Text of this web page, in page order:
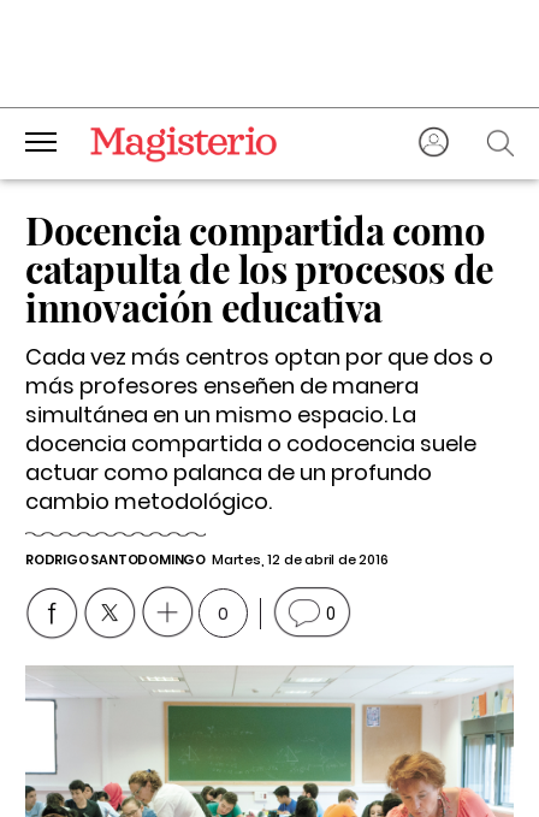
Docencia compartida como
catapulta de los procesos de
innovación educativa
Cada vez más centros optan por que dos o
más profesores enseñen de manera
simultánea en un mismo espacio. La
docencia compartida o codocencia suele
actuar como palanca de un profundo
cambio metodológico.
RODRIGO SANTODOMINGO Martes, 12 de abril de 2016
0 0